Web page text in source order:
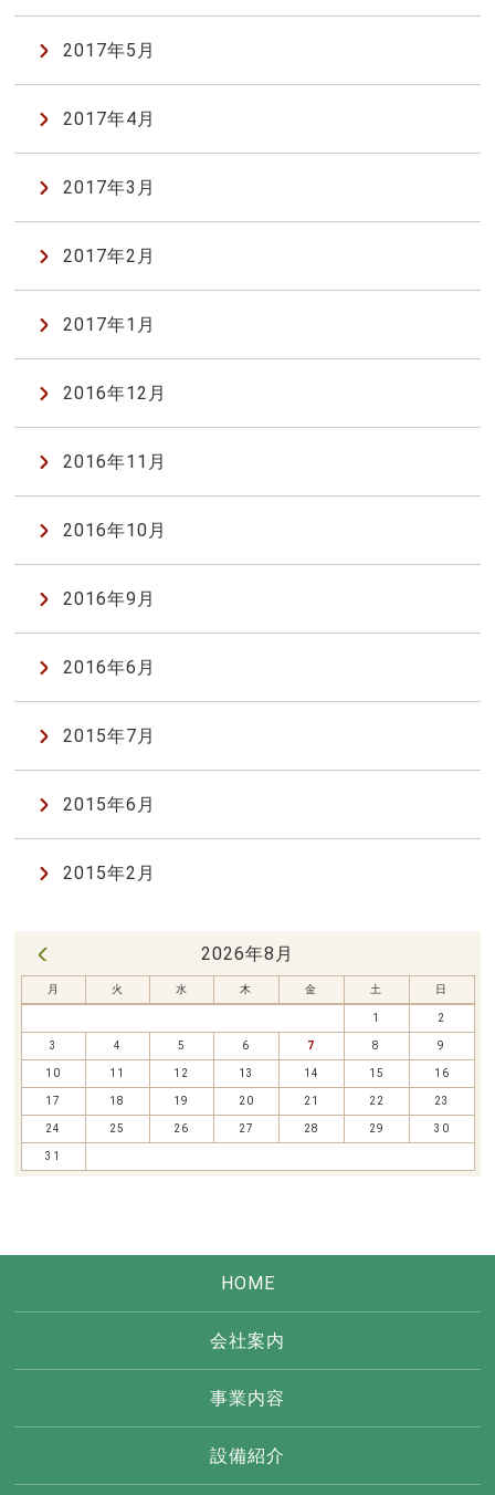
2017年5月
2017年4月
2017年3月
2017年2月
2017年1月
2016年12月
2016年11月
2016年10月
2016年9月
2016年6月
2015年7月
2015年6月
2015年2月
2026年8月
月 火 水 木 金 土 日
1 2
3 4 5 6 7 8 9
10 11 12 13 14 15 16
17 18 19 20 21 22 23
24 25 26 27 28 29 30
31
HOME
会社案内
事業内容
設備紹介